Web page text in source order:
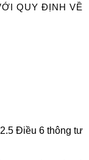
QUY ĐỊNH VỀ
Điều 6 thông tư